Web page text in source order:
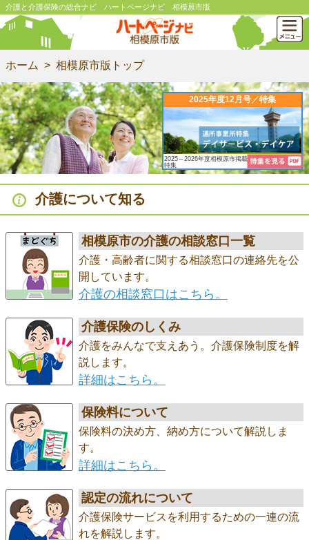
介護と介護保険の総合ナビ ハートページナビ 相模原市版
ホーム 相模原市版トップ
2025年度12月号／特集
2025～2026年度相模原市掲載中
特集
介護について知る
相模原市の介護の相談窓口一覧
介護・高齢者に関する相談窓口の連絡先を公
開しています。
介護の相談窓口はこちら。
介護保険のしくみ
介護をみんなで支えあう。介護保険制度を解
説します。
詳細はこちら。
保険料について
保険料の決め方、納め方について解説しま
す。
詳細はこちら。
認定の流れについて
介護保険サービスを利用するための一連の流
れを解説します。